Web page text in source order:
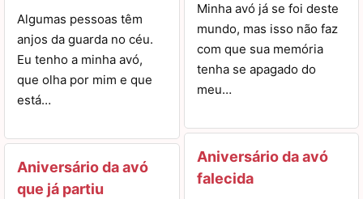
Algumas pessoas têm
anjos da guarda no céu.
Eu tenho a minha avó,
que olha por mim e que
está…
Aniversário da avó
que já partiu
Minha avó já se foi deste
mundo, mas isso não faz
com que sua memória
tenha se apagado do
meu…
Aniversário da avó
falecida